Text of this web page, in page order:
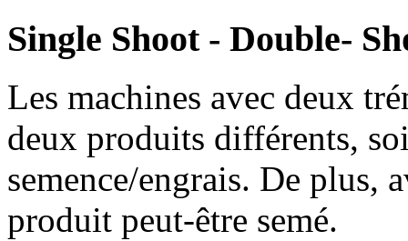
Single Shoot - Double-
Les machines avec deux
deux produits différents,
semence/engrais. De plus,
produit peut-être semé.